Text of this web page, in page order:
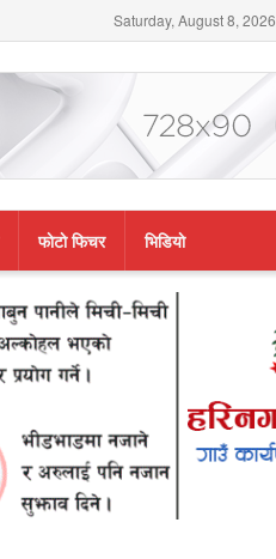
Saturday, August 8, 2026
फाेटाे फिचर भिडियाे